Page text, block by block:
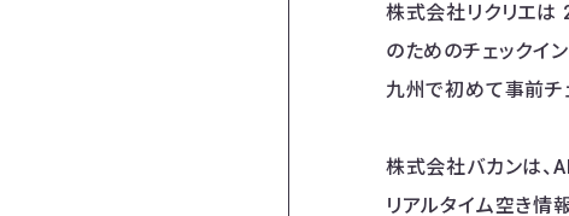
株式会社リクリエは
のためのチェックイ
九州で初めて事前チ
株式会社バカンは、
リアルタイム空き情